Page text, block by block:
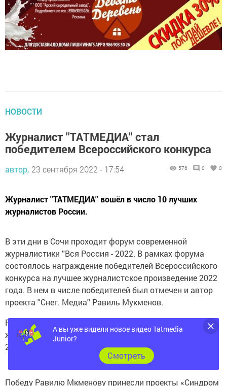
победителем Всероссийского конкурса
автор, 23 сентября 2022 - 17:54 576 0
журналистов России.
журналистики ''Вся Россия - 2022. В рамках форума
состоялось награждение победителей Всероссийского
конкурса на лучшее журналистское произведение 2022
года. В нем в числе победителей был отмечен и автор
проекта ''Снег. Медиа'' Равиль Мукменов.
Равиль Мукменов вошёл в число 10 лучших
журналистов России. Всего на конкурс было прислано
253 заявки от журналистов. Это 650 материалов.
Победу Равилю Мкменову принесли проекты «Синдром
Дауна. Аккумуляторная батарейка для солнечного
А вы уже видели новое видео Tatmedia
Junior?
Cмотреть